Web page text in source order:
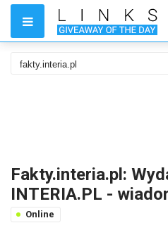
Fakty.interia.pl:
INTERIA.PL -
Online